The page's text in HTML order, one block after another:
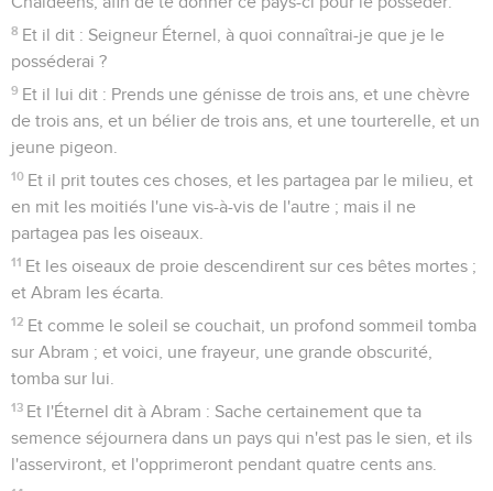
8 Et il dit : Seigneur Éternel, à quoi connaîtrai-je que je le
posséderai ?
9 Et il lui dit : Prends une génisse de trois ans, et une chèvre
de trois ans, et un bélier de trois ans, et une tourterelle, et un
jeune pigeon.
10 Et il prit toutes ces choses, et les partagea par le milieu, et
en mit les moitiés l'une vis-à-vis de l'autre ; mais il ne
partagea pas les oiseaux.
11 Et les oiseaux de proie descendirent sur ces bêtes mortes ;
et Abram les écarta.
12 Et comme le soleil se couchait, un profond sommeil tomba
sur Abram ; et voici, une frayeur, une grande obscurité,
tomba sur lui.
13 Et l'Éternel dit à Abram : Sache certainement que ta
semence séjournera dans un pays qui n'est pas le sien, et ils
l'asserviront, et l'opprimeront pendant quatre cents ans.